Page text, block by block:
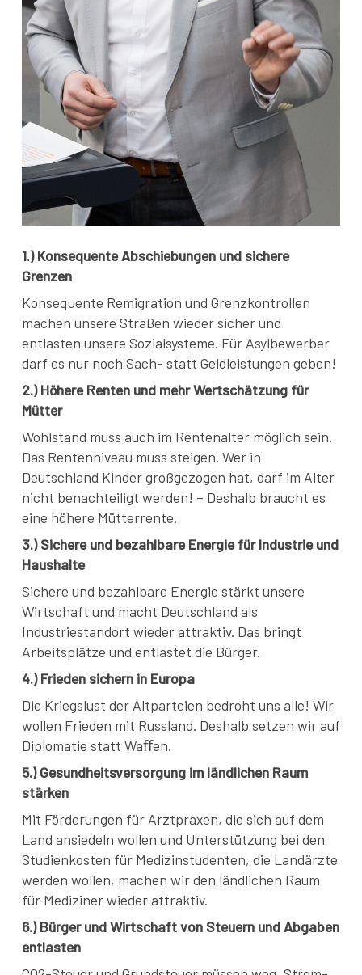
1.) Konsequente Abschiebungen und sichere
Grenzen
Konsequente Remigration und Grenzkontrollen
machen unsere Straßen wieder sicher und
entlasten unsere Sozialsysteme. Für Asylbewerber
darf es nur noch Sach- statt Geldleistungen geben!
2.) Höhere Renten und mehr Wertschätzung für
Mütter
Wohlstand muss auch im Rentenalter möglich sein.
Das Rentenniveau muss steigen. Wer in
Deutschland Kinder großgezogen hat, darf im Alter
nicht benachteiligt werden! – Deshalb braucht es
eine höhere Mütterrente.
3.) Sichere und bezahlbare Energie für Industrie und
Haushalte
Sichere und bezahlbare Energie stärkt unsere
Wirtschaft und macht Deutschland als
Industriestandort wieder attraktiv. Das bringt
Arbeitsplätze und entlastet die Bürger.
4.) Frieden sichern in Europa
Die Kriegslust der Altparteien bedroht uns alle! Wir
wollen Frieden mit Russland. Deshalb setzen wir auf
Diplomatie statt Waﬀen.
5.) Gesundheitsversorgung im ländlichen Raum
stärken
Mit Förderungen für Arztpraxen, die sich auf dem
Land ansiedeln wollen und Unterstützung bei den
Studienkosten für Medizinstudenten, die Landärzte
werden wollen, machen wir den ländlichen Raum
für Mediziner wieder attraktiv.
6.) Bürger und Wirtschaft von Steuern und Abgaben
entlasten